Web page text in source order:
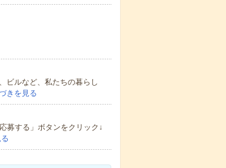
ビルなど、私たちの暮らし
きを見る
募する」ボタンをクリック↓